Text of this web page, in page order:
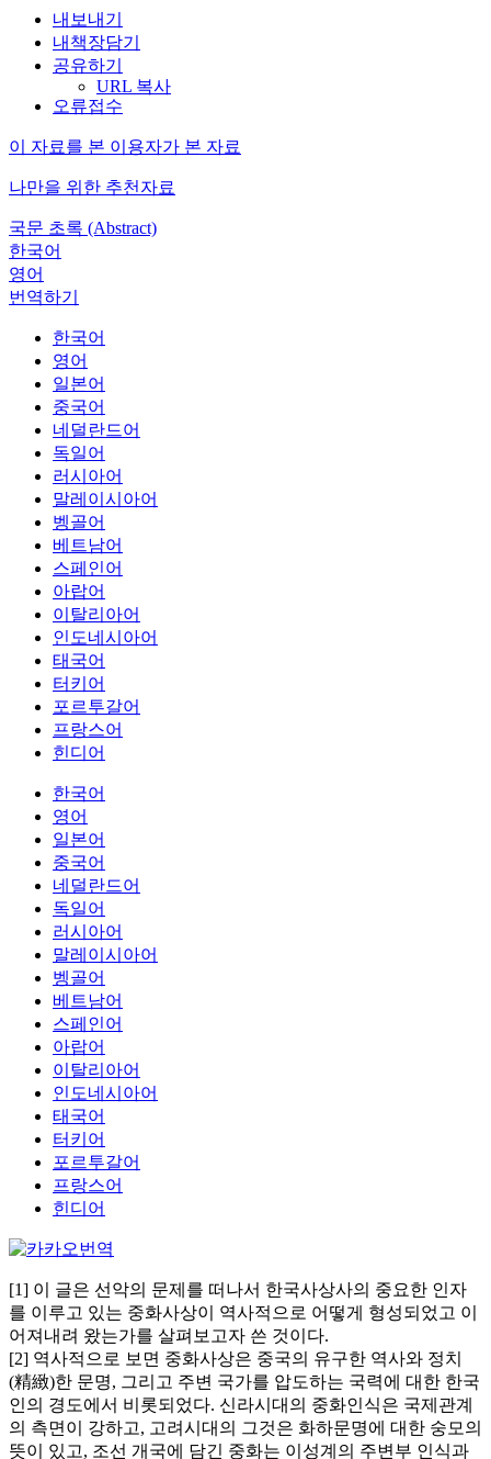
내보내기
내책장담기
공유하기
URL 복사
오류접수
이 자료를 본 이용자가 본 자료
나만을 위한 추천자료
국문 초록 (Abstract)
한국어
영어
번역하기
한국어
영어
일본어
중국어
네덜란드어
독일어
러시아어
말레이시아어
벵골어
베트남어
스페인어
아랍어
이탈리아어
인도네시아어
태국어
터키어
포르투갈어
프랑스어
힌디어
한국어
영어
일본어
중국어
네덜란드어
독일어
러시아어
말레이시아어
벵골어
베트남어
스페인어
아랍어
이탈리아어
인도네시아어
태국어
터키어
포르투갈어
프랑스어
힌디어
[1] 이 글은 선악의 문제를 떠나서 한국사상사의 중요한 인자
를 이루고 있는 중화사상이 역사적으로 어떻게 형성되었고 이
어져내려 왔는가를 살펴보고자 쓴 것이다.
[2] 역사적으로 보면 중화사상은 중국의 유구한 역사와 정치
(精緻)한 문명, 그리고 주변 국가를 압도하는 국력에 대한 한국
인의 경도에서 비롯되었다. 신라시대의 중화인식은 국제관계
의 측면이 강하고, 고려시대의 그것은 화하문명에 대한 숭모의
뜻이 있고, 조선 개국에 담긴 중화는 이성계의 주변부 인식과